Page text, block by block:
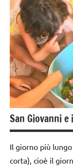
San Giovanni
Il giorno più
corta), cioè il